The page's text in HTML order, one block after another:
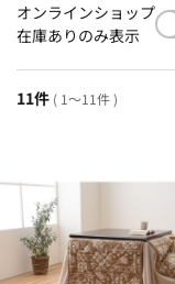
オンラインショップ
在庫ありのみ表示
11件 ( 1～11件 )